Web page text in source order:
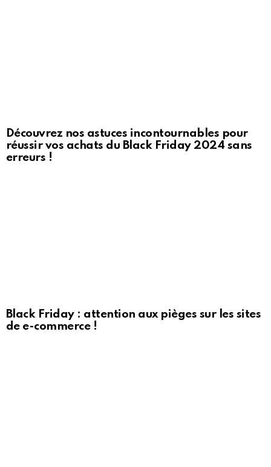
Découvrez nos astuces incontournables pour
réussir vos achats du Black Friday 2024 sans
erreurs !
Black Friday : attention aux pièges sur les sites
de e-commerce !